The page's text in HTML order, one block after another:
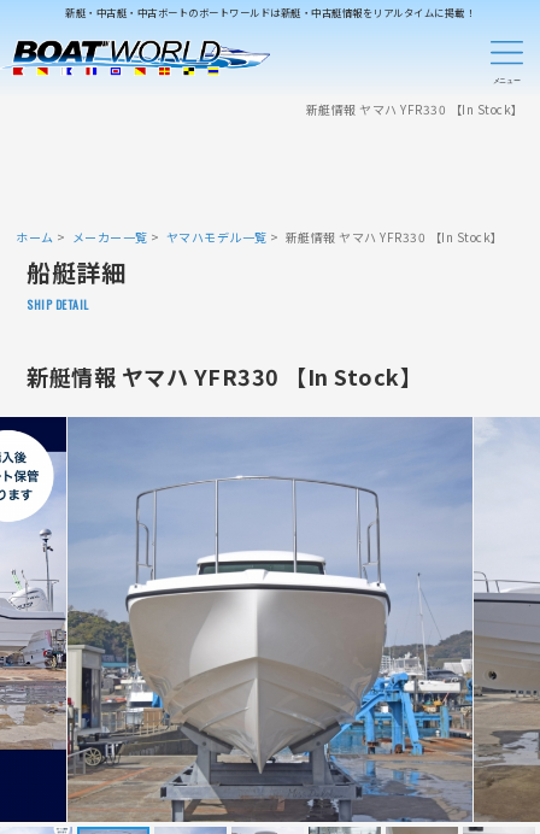
新艇・中古艇・中古ボートのボートワールドは新艇・中古艇情報をリアルタイムに掲載！
新艇情報 ヤマハ YFR330 【In Stock】
ホーム メーカー一覧 ヤマハモデル一覧 新艇情報 ヤマハ YFR330 【In Stock】
船艇詳細
SHIP DETAIL
新艇情報 ヤマハ YFR330 【In Stock】